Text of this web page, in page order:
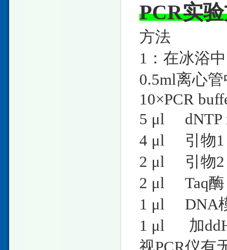
PCR实
方法
1：在冰浴
0.5ml离心
5 μl
4 μl 引
2 μl 引
2 μl
1 μl DNA
1 μl 加